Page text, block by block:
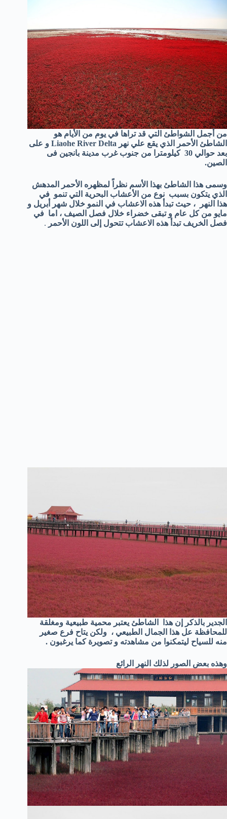
من أجمل الشواطئ التي قد تراها في يوم من الأيام هو
الشاطئ الأحمر الذي يقع علي نهر Liaohe River Delta و على
بعد حوالي 30 كيلومترا من جنوب غرب مدينة بانجين فى
الصين.
وسمى هذا الشاطئ بهذا الأسم نظراً لمظهره الأحمر المدهش
الذي يتكون بسبب نوع من الأعشاب البحرية التي تنمو في
هذا النهر ، حيث تبدأ هذه الاعشاب في النمو خلال شهر أبريل و
مايو من كل عام و تبقى خضراء خلال فصل الصيف ، اما في
فصل الخريف تبدأ هذه الاعشاب تتحول إلى اللون الأحمر .
الجدير بالذكر إن هذا الشاطئ يعتبر محمية طبيعية ومغلقة
للمحافظة عل هذا الجمال الطبيعي ، ولكن يتاح فرع صغير
منه للسياح ليتمكنوا من مشاهدته و تصويرة كما يرغبون .
وهذه بعض الصور لذلك النهر الرائع